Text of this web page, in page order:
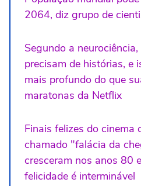
2064, diz grupo de
Segundo a
precisam de histórias, e
mais profundo do que
maratonas da Netflix
Finais felizes do cinema
chamado "falácia da
cresceram nos anos 80
felicidade é interminável